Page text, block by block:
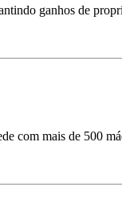
ganhos de
com mais de 500